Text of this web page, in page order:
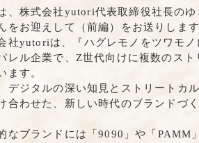
、株式会社yutori代表取締役社長の
をお迎えして（前編）をお送りしま
社yutoriは、『ハグレモノをツワモ
レル企業で、Z世代向けに複数のス
ます。
デジタルの深い知見とストリートカ
合わせた、新しい時代のブランドづ
なブランドには「9090」や「PAMM